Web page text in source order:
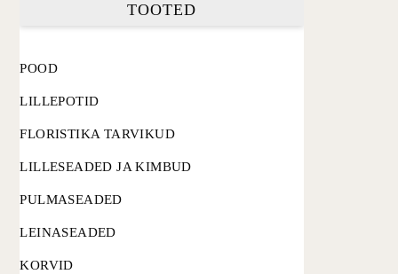
TOOTED
POOD
LILLEPOTID
FLORISTIKA TARVIKUD
LILLESEADED JA KIMBUD
PULMASEADED
LEINASEADED
KORVID